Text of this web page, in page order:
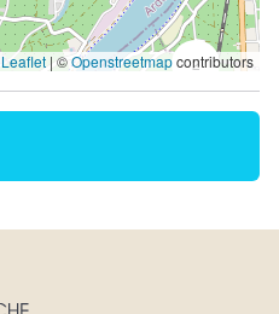
2
Leaflet |©Openstreetmapcontributors